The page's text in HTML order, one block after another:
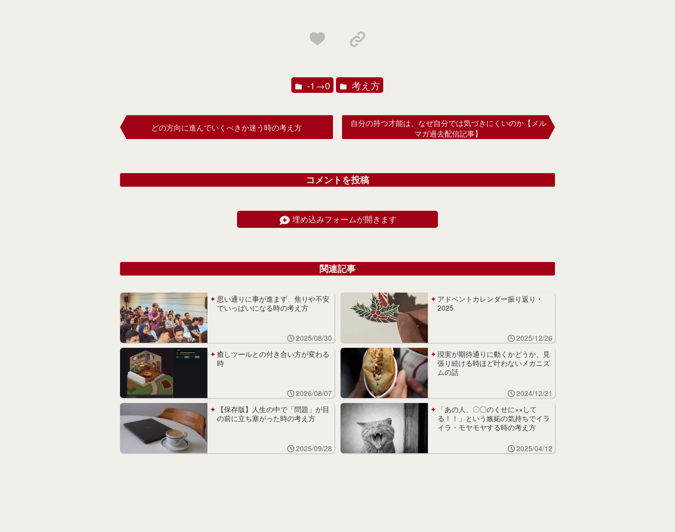
-1→0 考え方
どの方向に進んでいくべきか迷う時の考え方
自分の持つ才能は、なぜ自分では気づきにくいのか【メル
マガ過去配信記事】
コメントを投稿
埋め込みフォームが開きます
関連記事
思い通りに事が進まず、焦りや不安
でいっぱいになる時の考え方
2025/08/30
アドベントカレンダー振り返り・
2025
2025/12/26
癒しツールとの付き合い方が変わる
時
2026/08/07
現実が期待通りに動くかどうか、見
張り続ける時ほど叶わないメカニズ
ムの話
2024/12/21
【保存版】人生の中で「問題」が目
の前に立ち塞がった時の考え方
2025/09/28
「あの人、〇〇のくせに××して
る！！」という嫉妬の気持ちでイラ
イラ・モヤモヤする時の考え方
2025/04/12